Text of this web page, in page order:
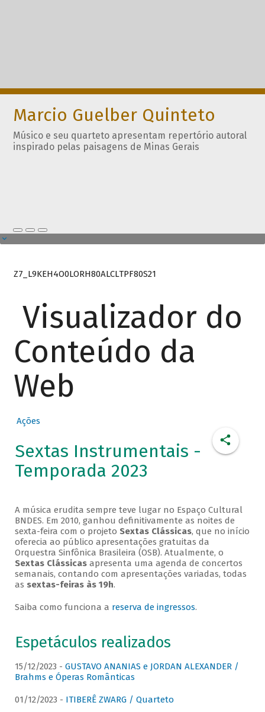
Marcio Guelber Quinteto
Músico e seu quarteto apresentam repertório autoral
inspirado pelas paisagens de Minas Gerais
Z7_L9KEH4O0LORH80ALCLTPF80S21
Visualizador do
Conteúdo da
Web
Ações
Sextas Instrumentais -
Temporada 2023
A música erudita sempre teve lugar no Espaço Cultural
BNDES. Em 2010, ganhou definitivamente as noites de
sexta-feira com o projeto Sextas Clássicas, que no início
oferecia ao público apresentações gratuitas da
Orquestra Sinfônica Brasileira (OSB). Atualmente, o
Sextas Clássicasapresenta uma agenda de concertos
semanais, contando com apresentações variadas, todas
as sextas-feiras às 19h.
Saiba como funciona a reserva de ingressos.
Espetáculos realizados
15/12/2023 - GUSTAVO ANANIAS e JORDAN ALEXANDER /
Brahms e Óperas Românticas
01/12/2023 - ITIBERÊ ZWARG / Quarteto